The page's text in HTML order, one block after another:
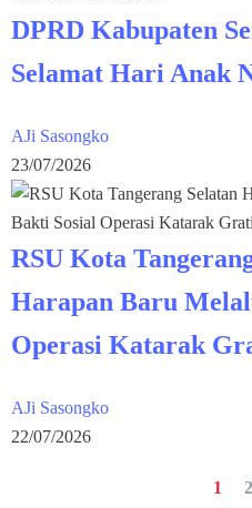
DPRD Kabupaten
Selamat Hari Anak
AJi Sasongko
23/07/2026
RSU Kota
Harapan Baru
Operasi Katarak
AJi Sasongko
22/07/2026
1 2